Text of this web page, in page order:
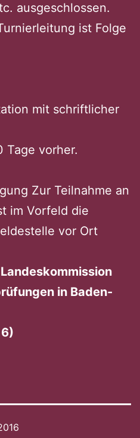
ausgeschlossen.
ist Folge
mit schriftlicher
Tage vorher.
Zur Teilnahme an
im Vorfeld die
vor Ort
in Baden-